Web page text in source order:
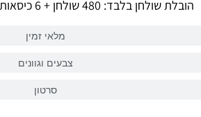
מלאי זמין
צבעים וגוונים
סרטון
הובלת שולחן בלבד: 480 שולחן + 6 כיסאות: 600 ש"ח